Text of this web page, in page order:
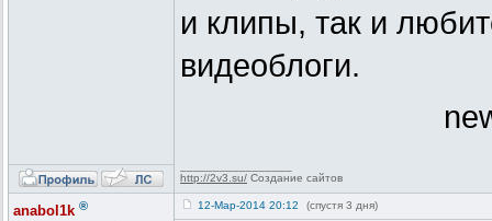
и клипы, так и
видеоблоги.
http://2v3.su/ Создание сайтов
anabol1k ® 12-Мар-2014 20:12 (спустя 3 дня)